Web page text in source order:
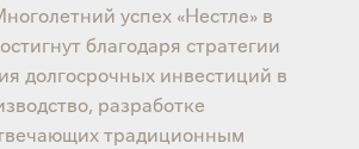
успех «Нестле» в
благодаря стратегии
долгосрочных инвестиций в
разработке
традиционным